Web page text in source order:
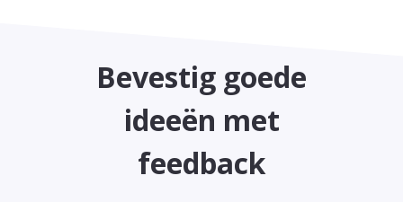
Bevestig goede
ideeën met
feedback